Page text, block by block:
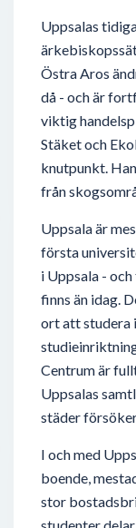
Uppsalas
Östra Aros
då - och är
viktig
Stäket och
knutpunkt.
från
Uppsala är
första
i Uppsala -
finns än idag.
ort att studera
Centrum är
Uppsalas
städer
I och med
boende,
stor